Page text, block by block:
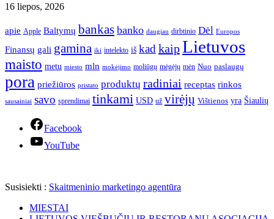
16 liepos, 2026
apie Apple Baltymų bankas banko daugiau dirbtinio Dėl Europos
Finansų gali gamina iki intelekto iš kad kaipLietuvos
maisto metu miesto mln mokėjimo moliūgų mėgėjų mėn Nuo paslaugų
pora priežiūros pristato produktų radiniai receptas rinkos
sausainiai savo sprendimai tinkami USD už virėjų Vištienos yra Šiaulių
Facebook
YouTube
Susisiekti : Skaitmeninio marketingo agentūra
MIESTAI